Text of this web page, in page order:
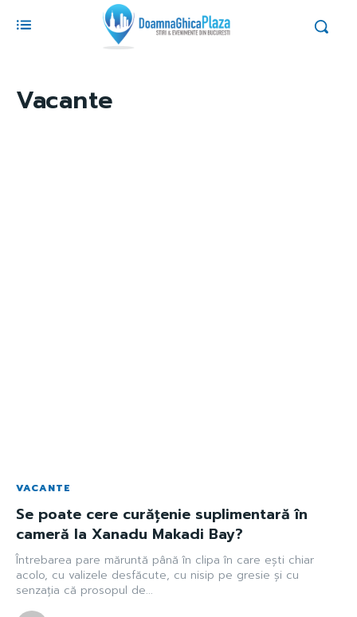
Vacante
VACANTE
Se poate cere curățenie suplimentară în
cameră la Xanadu Makadi Bay?
Întrebarea pare măruntă până în clipa în care ești chiar
acolo, cu valizele desfăcute, cu nisip pe gresie și cu
senzația că prosopul de...